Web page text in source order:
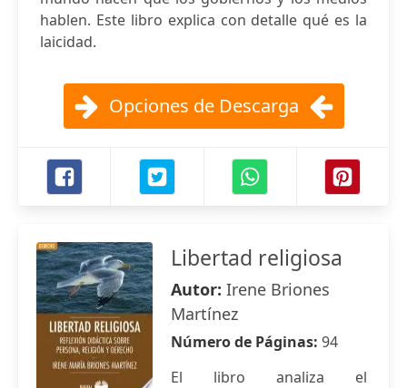
hablen. Este libro explica con detalle qué es la
laicidad.
Opciones de Descarga
Libertad religiosa
Autor: Irene Briones
Martínez
Número de Páginas: 94
El libro analiza el